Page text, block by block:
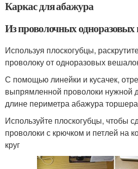
Каркас для абажура
Из проволочных
Используя плоскогубцы,
проволоку от одноразовых
С помощью линейки и кусачек,
выпрямленной проволоки нужной
длине периметра абажура торшера
Используйте плоскогубцы, чтобы
проволоки с крючком и петлей на
круг